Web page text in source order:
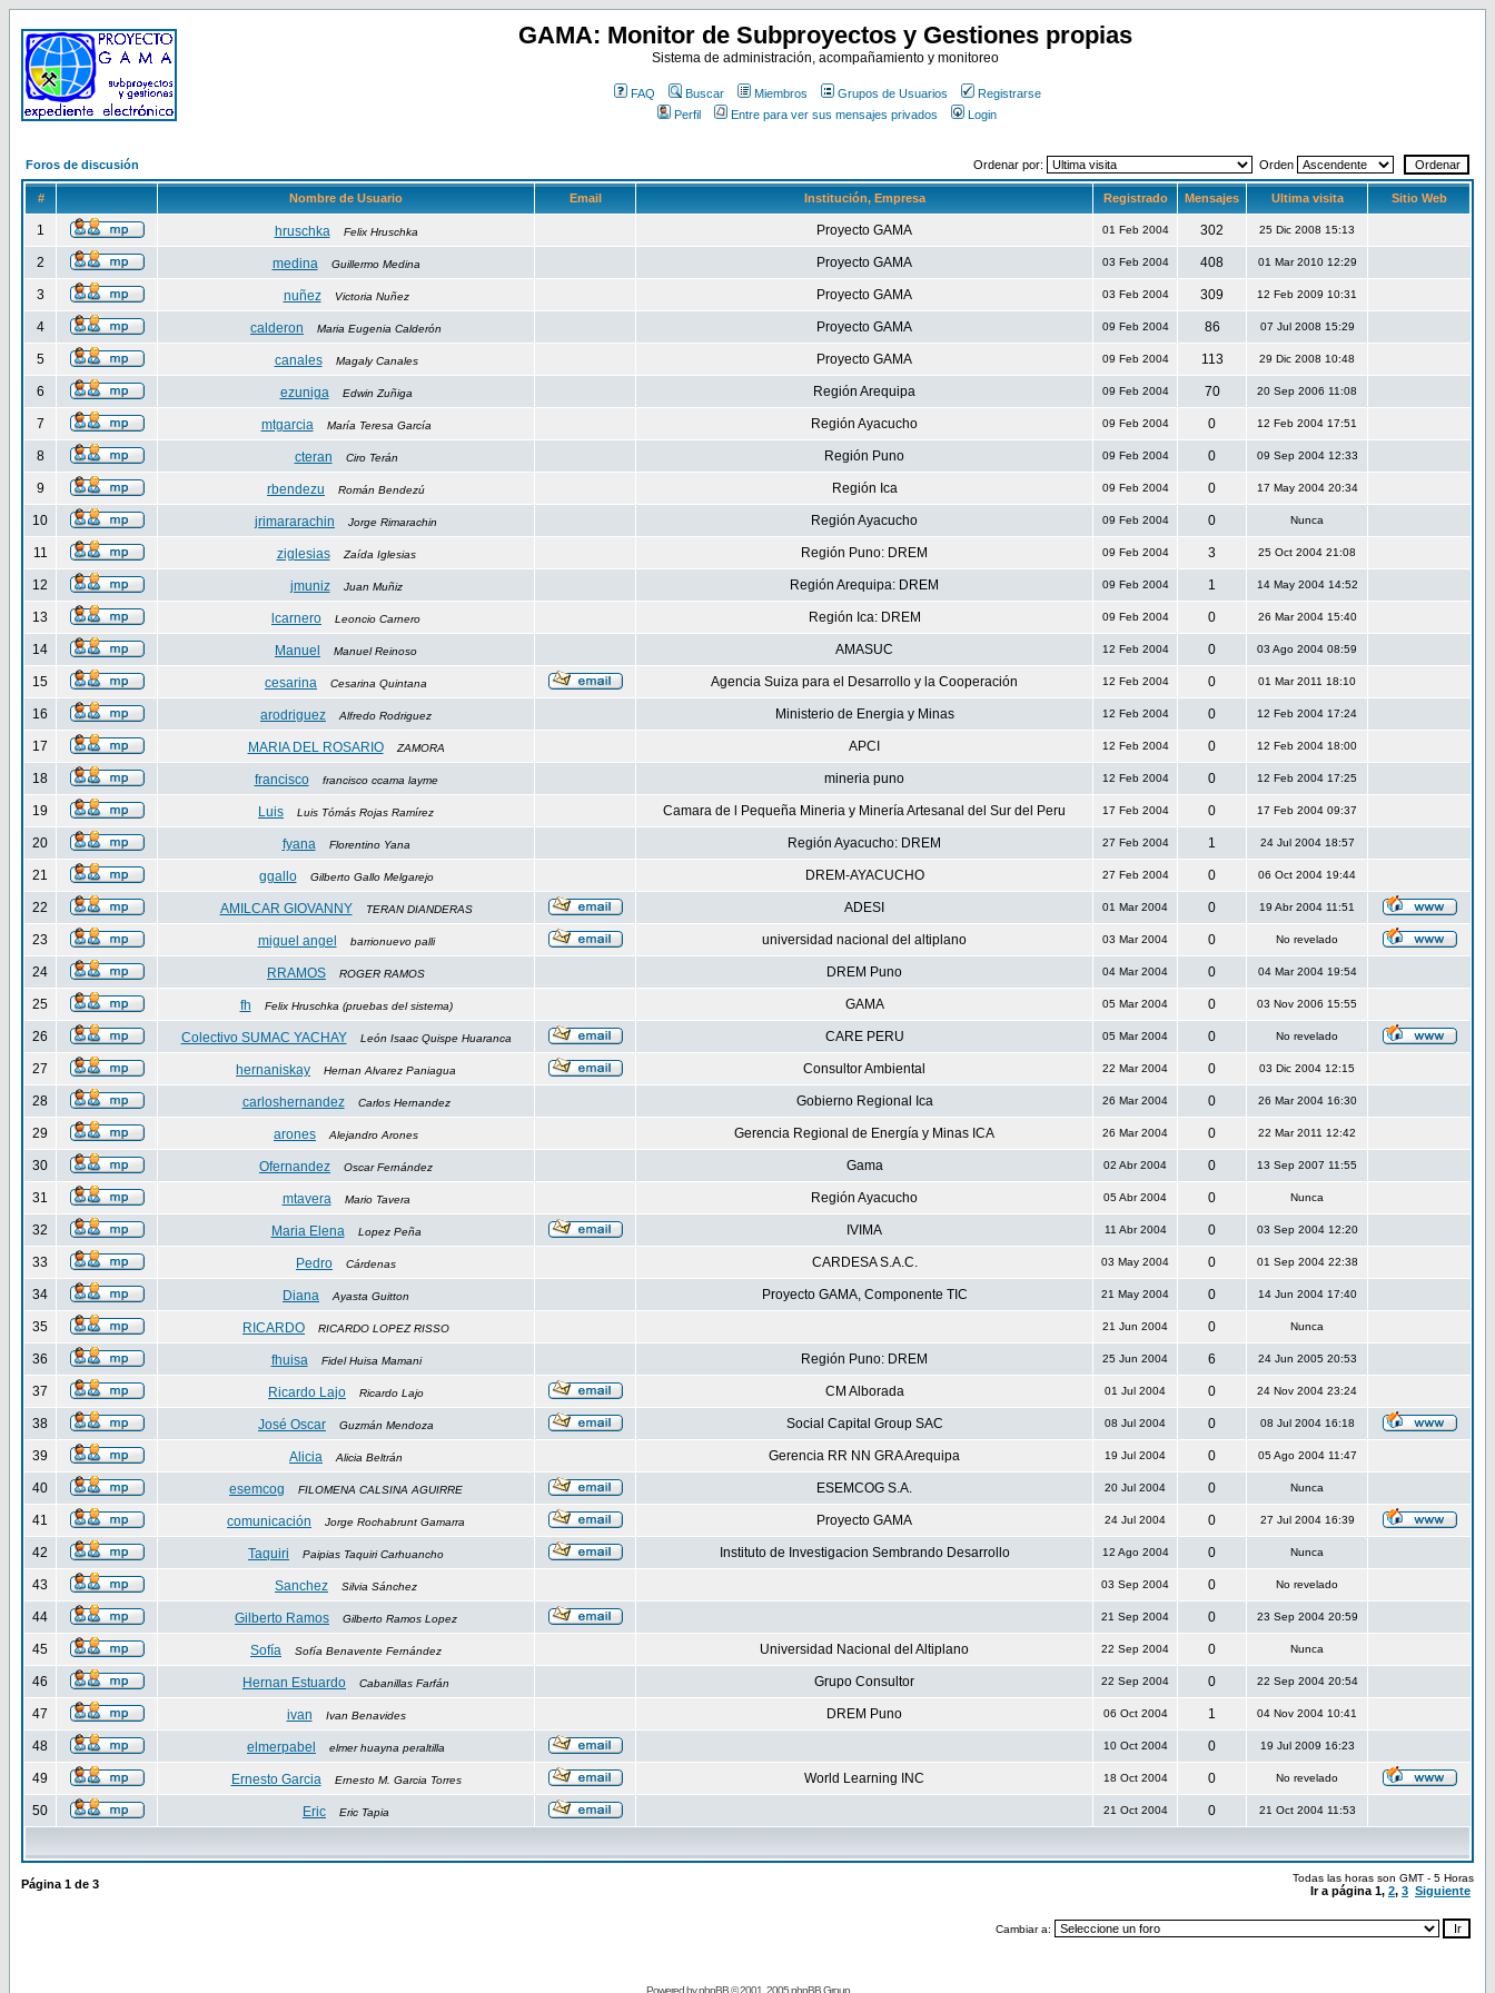
GAMA: Monitor de Subproyectos y Gestiones propias
Sistema de administración, acompañamiento y monitoreo
FAQ Buscar Miembros Grupos de Usuarios
Registrarse
Perfil
Entre para ver sus mensajes privados Login
Foros de discusión Ordenar por: Orden
# Nombre de Usuario Email Institución, Empresa Registrado Mensajes Ultima visita Sitio Web
1 hruschka Felix Hruschka Proyecto GAMA 01 Feb 2004 302 25 Dic 2008 15:13
2 medina Guillermo Medina Proyecto GAMA 03 Feb 2004 408 01 Mar 2010 12:29
3 nuñez Victoria Nuñez Proyecto GAMA 03 Feb 2004 309 12 Feb 2009 10:31
4 calderon Maria Eugenia Calderón Proyecto GAMA 09 Feb 2004 86 07 Jul 2008 15:29
5 canales Magaly Canales Proyecto GAMA 09 Feb 2004 113 29 Dic 2008 10:48
6 ezuniga Edwin Zuñiga Región Arequipa 09 Feb 2004 70 20 Sep 2006 11:08
7 mtgarcia María Teresa García Región Ayacucho 09 Feb 2004 0 12 Feb 2004 17:51
8 cteran Ciro Terán Región Puno 09 Feb 2004 0 09 Sep 2004 12:33
9 rbendezu Román Bendezú Región Ica 09 Feb 2004 0 17 May 2004 20:34
10 jrimararachin Jorge Rimarachin Región Ayacucho 09 Feb 2004 0 Nunca
11 ziglesias Zaída Iglesias Región Puno: DREM 09 Feb 2004 3 25 Oct 2004 21:08
12 jmuniz Juan Muñiz Región Arequipa: DREM 09 Feb 2004 1 14 May 2004 14:52
13 lcarnero Leoncio Carnero Región Ica: DREM 09 Feb 2004 0 26 Mar 2004 15:40
14 Manuel Manuel Reinoso AMASUC 12 Feb 2004 0 03 Ago 2004 08:59
15 cesarina Cesarina Quintana Agencia Suiza para el Desarrollo y la Cooperación 12 Feb 2004 0 01 Mar 2011 18:10
16 arodriguez Alfredo Rodriguez Ministerio de Energia y Minas 12 Feb 2004 0 12 Feb 2004 17:24
17 MARIA DEL ROSARIO ZAMORA APCI 12 Feb 2004 0 12 Feb 2004 18:00
18 francisco francisco ccama layme mineria puno 12 Feb 2004 0 12 Feb 2004 17:25
19 Luis Luis Tómás Rojas Ramírez Camara de l Pequeña Mineria y Minería Artesanal del Sur del Peru 17 Feb 2004 0 17 Feb 2004 09:37
20 fyana Florentino Yana Región Ayacucho: DREM 27 Feb 2004 1 24 Jul 2004 18:57
21 ggallo Gilberto Gallo Melgarejo DREM-AYACUCHO 27 Feb 2004 0 06 Oct 2004 19:44
22 AMILCAR GIOVANNY TERAN DIANDERAS ADESI 01 Mar 2004 0 19 Abr 2004 11:51
23 miguel angel barrionuevo palli universidad nacional del altiplano 03 Mar 2004 0 No revelado
24 RRAMOS ROGER RAMOS DREM Puno 04 Mar 2004 0 04 Mar 2004 19:54
25 fh Felix Hruschka (pruebas del sistema) GAMA 05 Mar 2004 0 03 Nov 2006 15:55
26 Colectivo SUMAC YACHAY León Isaac Quispe Huaranca CARE PERU 05 Mar 2004 0 No revelado
27 hernaniskay Hernan Alvarez Paniagua Consultor Ambiental 22 Mar 2004 0 03 Dic 2004 12:15
28 carloshernandez Carlos Hernandez Gobierno Regional Ica 26 Mar 2004 0 26 Mar 2004 16:30
29 arones Alejandro Arones Gerencia Regional de Energía y Minas ICA 26 Mar 2004 0 22 Mar 2011 12:42
30 Ofernandez Oscar Fernández Gama 02 Abr 2004 0 13 Sep 2007 11:55
31 mtavera Mario Tavera Región Ayacucho 05 Abr 2004 0 Nunca
32 Maria Elena Lopez Peña IVIMA 11 Abr 2004 0 03 Sep 2004 12:20
33 Pedro Cárdenas CARDESA S.A.C. 03 May 2004 0 01 Sep 2004 22:38
34 Diana Ayasta Guitton Proyecto GAMA, Componente TIC 21 May 2004 0 14 Jun 2004 17:40
35 RICARDO RICARDO LOPEZ RISSO 21 Jun 2004 0 Nunca
36 fhuisa Fidel Huisa Mamani Región Puno: DREM 25 Jun 2004 6 24 Jun 2005 20:53
37 Ricardo Lajo Ricardo Lajo CM Alborada 01 Jul 2004 0 24 Nov 2004 23:24
38 José Oscar Guzmán Mendoza Social Capital Group SAC 08 Jul 2004 0 08 Jul 2004 16:18
39 Alicia Alicia Beltrán Gerencia RR NN GRA Arequipa 19 Jul 2004 0 05 Ago 2004 11:47
40 esemcog FILOMENA CALSINA AGUIRRE ESEMCOG S.A. 20 Jul 2004 0 Nunca
41 comunicación Jorge Rochabrunt Gamarra Proyecto GAMA 24 Jul 2004 0 27 Jul 2004 16:39
42 Taquiri Paipias Taquiri Carhuancho Instituto de Investigacion Sembrando Desarrollo 12 Ago 2004 0 Nunca
43 Sanchez Silvia Sánchez 03 Sep 2004 0 No revelado
44 Gilberto Ramos Gilberto Ramos Lopez 21 Sep 2004 0 23 Sep 2004 20:59
45 Sofía Sofía Benavente Fernández Universidad Nacional del Altiplano 22 Sep 2004 0 Nunca
46 Hernan Estuardo Cabanillas Farfán Grupo Consultor 22 Sep 2004 0 22 Sep 2004 20:54
47 ivan Ivan Benavides DREM Puno 06 Oct 2004 1 04 Nov 2004 10:41
48 elmerpabel elmer huayna peraltilla 10 Oct 2004 0 19 Jul 2009 16:23
49 Ernesto Garcia Ernesto M. Garcia Torres World Learning INC 18 Oct 2004 0 No revelado
50 Eric Eric Tapia 21 Oct 2004 0 21 Oct 2004 11:53
Página 1 de 3 Todas las horas son GMT - 5 Horas
Ir a página 1, 2, 3 Siguiente
Cambiar a:
Powered byphpBB© 2001, 2005 phpBB Group